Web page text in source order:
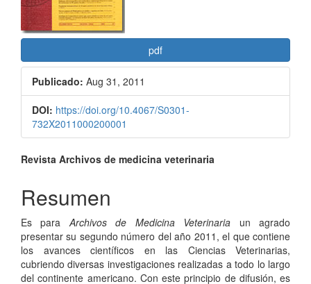
pdf
Publicado: Aug 31, 2011
DOI: https://doi.org/10.4067/S0301-
732X2011000200001
Contenido
principal
del
artículo
Revista Archivos de medicina veterinaria
Resumen
Es para Archivos de Medicina Veterinaria un agrado
presentar su segundo número del año 2011, el que contiene
los avances científicos en las Ciencias Veterinarias,
cubriendo diversas investigaciones realizadas a todo lo largo
del continente americano. Con este principio de difusión, es